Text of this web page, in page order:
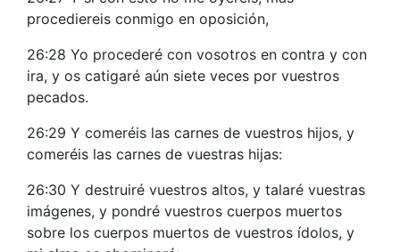
procediereis conmigo en oposición,
26:28 Yo procederé con vosotros en contra y con
ira, y os catigaré aún siete veces por vuestros
pecados.
26:29 Y comeréis las carnes de vuestros hijos, y
comeréis las carnes de vuestras hijas:
26:30 Y destruiré vuestros altos, y talaré vuestras
imágenes, y pondré vuestros cuerpos muertos
sobre los cuerpos muertos de vuestros ídolos, y